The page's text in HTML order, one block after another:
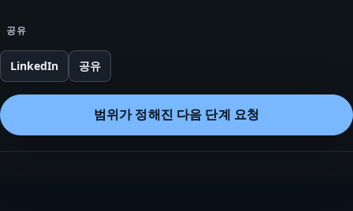
공유
LinkedIn 공유
범위가 정해진 다음 단계 요청